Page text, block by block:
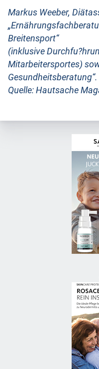
Markus Weeber,
Breitensport“
(inklusive
Mitarbeitersportes)
Gesundheitsberatung“.
Quelle: Hautsache